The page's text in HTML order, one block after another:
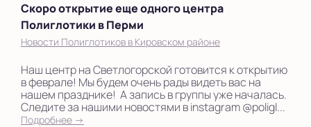
Скоро открытие еще одного центра
Полиглотики в Перми
Новости Полиглотиков в Кировском районе
Наш центр на Светлогорской готовится к открытию
в феврале! Мы будем очень рады видеть вас на
нашем празднике! А запись в группы уже началась.
Следите за нашими новостями в instagram @poligl...
Подробнее →